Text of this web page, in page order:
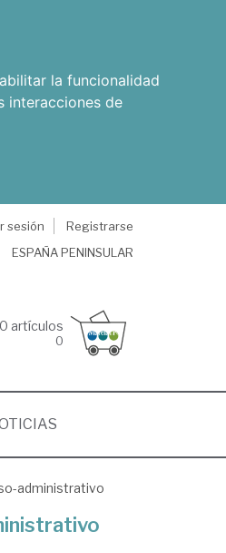
la funcionalidad
interacciones de
sesión
Registrarse
ESPAÑA PENINSULAR
0 artículos
0
administrativo